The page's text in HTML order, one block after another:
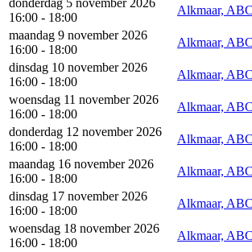
16:00 - 18:00
Alkmaar,
maandag 9 november 2026
16:00 - 18:00
Alkmaar,
dinsdag 10 november 2026
16:00 - 18:00
Alkmaar,
woensdag 11 november 2026
16:00 - 18:00
Alkmaar,
donderdag 12 november 2026
16:00 - 18:00
Alkmaar,
maandag 16 november 2026
16:00 - 18:00
Alkmaar,
dinsdag 17 november 2026
16:00 - 18:00
Alkmaar,
woensdag 18 november 2026
16:00 - 18:00
Alkmaar,